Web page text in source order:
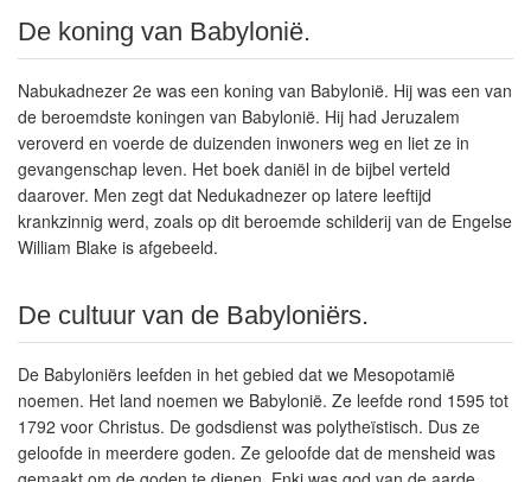
De koning van Babylonië.
Nabukadnezer 2e was een koning van Babylonië. Hij was een van
de beroemdste koningen van Babylonië. Hij had Jeruzalem
veroverd en voerde de duizenden inwoners weg en liet ze in
gevangenschap leven. Het boek daniël in de bijbel verteld
daarover. Men zegt dat Nedukadnezer op latere leeftijd
krankzinnig werd, zoals op dit beroemde schilderij van de Engelse
William Blake is afgebeeld.
De cultuur van de Babyloniërs.
De Babyloniërs leefden in het gebied dat we Mesopotamië
noemen. Het land noemen we Babylonië. Ze leefde rond 1595 tot
1792 voor Christus. De godsdienst was polytheïstisch. Dus ze
geloofde in meerdere goden. Ze geloofde dat de mensheid was